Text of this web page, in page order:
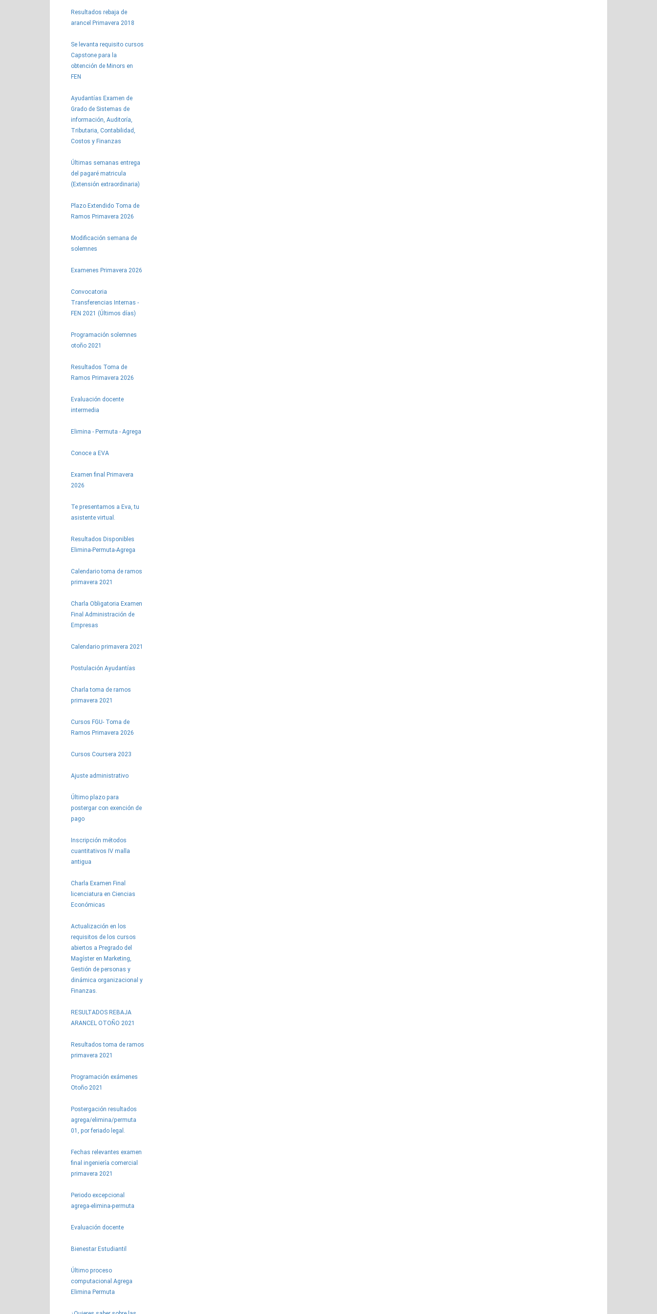
Resultados rebaja de
arancel Primavera 2018
Se levanta requisito cursos
Capstone para la
obtención de Minors en
FEN
Ayudantías Examen de
Grado de Sistemas de
información, Auditoría,
Tributaria, Contabilidad,
Costos y Finanzas
Últimas semanas entrega
del pagaré matricula
(Extensión extraordinaria)
Plazo Extendido Toma de
Ramos Primavera 2026
Modificación semana de
solemnes
Examenes Primavera 2026
Convocatoria
Transferencias Internas -
FEN 2021 (Últimos días)
Programación solemnes
otoño 2021
Resultados Toma de
Ramos Primavera 2026
Evaluación docente
intermedia
Elimina - Permuta - Agrega
Conoce a EVA
Examen final Primavera
2026
Te presentamos a Eva, tu
asistente virtual.
Resultados Disponibles
Elimina-Permuta-Agrega
Calendario toma de ramos
primavera 2021
Charla Obligatoria Examen
Final Administración de
Empresas
Calendario primavera 2021
Postulación Ayudantías
Charla toma de ramos
primavera 2021
Cursos FGU- Toma de
Ramos Primavera 2026
Cursos Coursera 2023
Ajuste administrativo
Último plazo para
postergar con exención de
pago
Inscripción métodos
cuantitativos IV malla
antigua
Charla Examen Final
licenciatura en Ciencias
Económicas
Actualización en los
requisitos de los cursos
abiertos a Pregrado del
Magíster en Marketing,
Gestión de personas y
dinámica organizacional y
Finanzas.
RESULTADOS REBAJA
ARANCEL OTOÑO 2021
Resultados toma de ramos
primavera 2021
Programación exámenes
Otoño 2021
Postergación resultados
agrega/elimina/permuta
01, por feriado legal.
Fechas relevantes examen
final ingeniería comercial
primavera 2021
Periodo excepcional
agrega-elimina-permuta
Evaluación docente
Bienestar Estudiantil
Último proceso
computacional Agrega
Elimina Permuta